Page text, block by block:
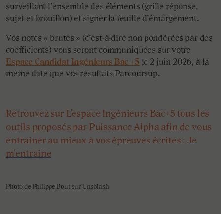
surveillant l’ensemble des éléments (grille réponse,
sujet et brouillon) et signer la feuille d’émargement.
Vos notes « brutes » (c’est-à-dire non pondérées par des
coefficients) vous seront communiquées sur votre
Espace Candidat Ingénieurs Bac +5 le 2 juin 2026, à la
même date que vos résultats Parcoursup.
Retrouvez sur L'espace Ingénieurs Bac+5 tous les
outils proposés par Puissance Alpha afin de vous
entrainer au mieux à vos épreuves écrites : Je
m'entraine
Photo de Philippe Bout sur Unsplash